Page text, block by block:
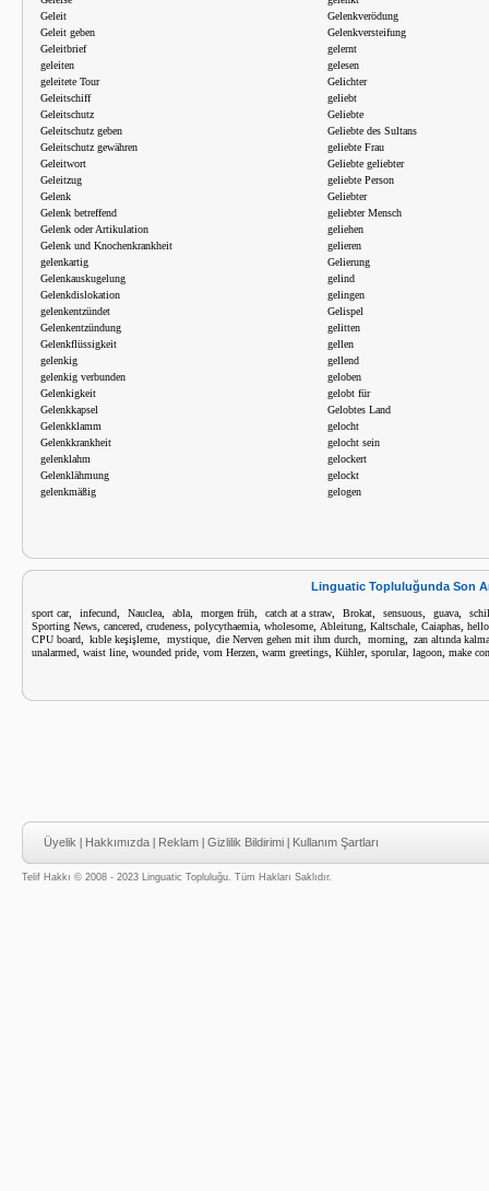
Geleit
Geleit geben
Geleitbrief
geleiten
geleitete Tour
Geleitschiff
Geleitschutz
Geleitschutz geben
Geleitschutz gewähren
Geleitwort
Geleitzug
Gelenk
Gelenk betreffend
Gelenk oder Artikulation
Gelenk und Knochenkrankheit
gelenkartig
Gelenkauskugelung
Gelenkdislokation
gelenkentzündet
Gelenkentzündung
Gelenkflüssigkeit
gelenkig
gelenkig verbunden
Gelenkigkeit
Gelenkkapsel
Gelenkklamm
Gelenkkrankheit
gelenklahm
Gelenklähmung
gelenkmäßig
Gelenkverödung
Gelenkversteifung
gelernt
gelesen
Gelichter
geliebt
Geliebte
Geliebte des Sultans
geliebte Frau
Geliebte geliebter
geliebte Person
Geliebter
geliebter Mensch
geliehen
gelieren
Gelierung
gelind
gelingen
Gelispel
gelitten
gellen
gellend
geloben
gelobt für
Gelobtes Land
gelocht
gelocht sein
gelockert
gelockt
gelogen
Linguatic Topluluğunda Son
sport car, infecund Nauclea abla morgen früh catch at a straw Brokat sensuous guava
Sporting News cancered crudeness polycythaemia wholesome Ableitung Kaltschale Caiaphas hello
CPU board ,kıble keşişleme mystique ,die Nerven gehen mit ihm durch morning ,zan altında
unalarmed waist line wounded pride vom Herzen warm greetings Kühler, sporular, lagoon make
Üyelik | Hakkımızda | Reklam | Gizlilik Bildirimi | Kullanım Şartları
Telif Hakkı © 2008 - 2023 Linguatic Topluluğu. Tüm Hakları Saklıdır.